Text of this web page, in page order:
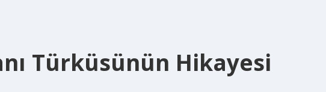
Türküsünün Hikayesi